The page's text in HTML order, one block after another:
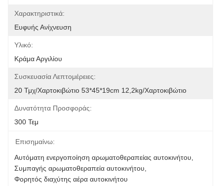
Χαρακτηριστικά:
Ευφυής Ανίχνευση
Υλικό:
Κράμα Αργιλίου
Συσκευασία Λεπτομέρειες:
20 Τμχ/χαρτοκιβώτιο 53*45*19cm 12,2kg/χαρτοκιβώτιο
Δυνατότητα Προσφοράς:
300 Τεμ
Επισημαίνω:
Αυτόματη ενεργοποίηση αρωματοθεραπείας αυτοκινήτου
Συμπαγής αρωματοθεραπεία αυτοκινήτου
Φορητός διαχύτης αέρα αυτοκινήτου